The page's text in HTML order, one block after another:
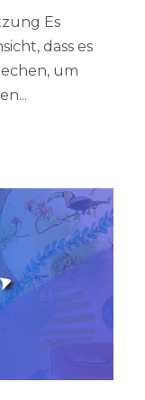
Es
dass es
um